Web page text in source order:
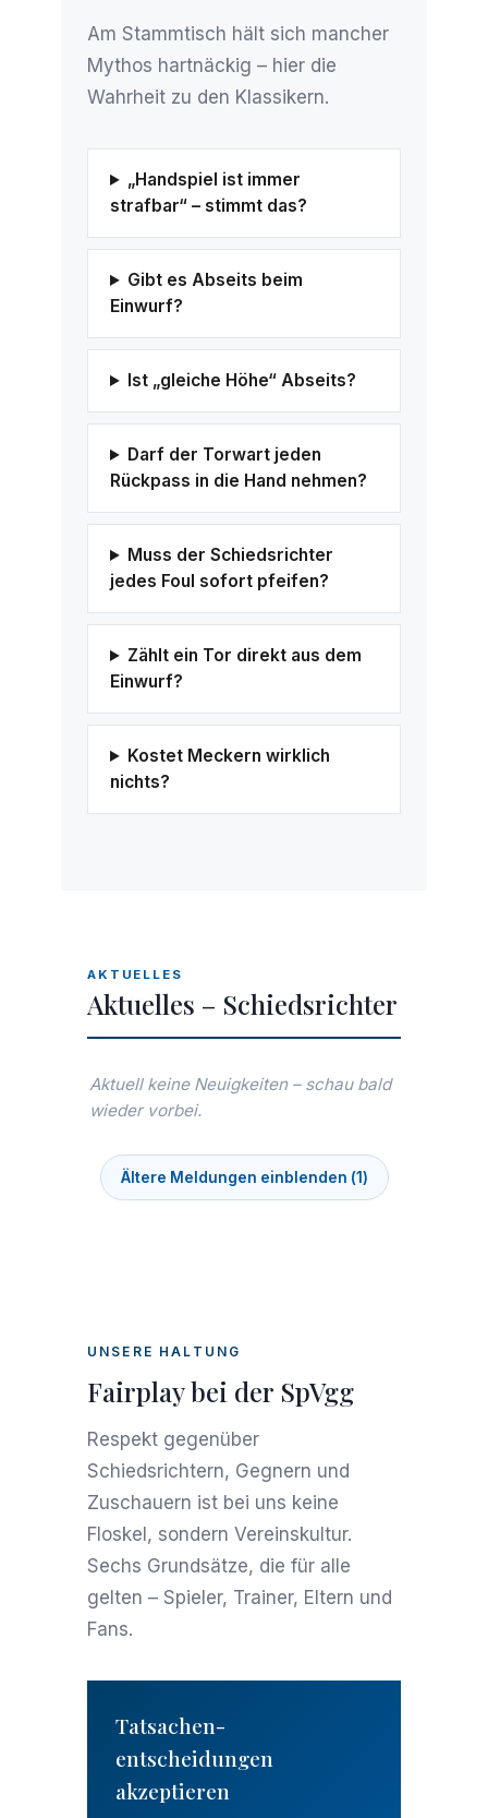
Am Stammtisch hält sich mancher
Mythos hartnäckig – hier die
Wahrheit zu den Klassikern.
„Handspiel ist immer
strafbar“ – stimmt das?
Gibt es Abseits beim
Einwurf?
Ist „gleiche Höhe“ Abseits?
Darf der Torwart jeden
Rückpass in die Hand nehmen?
Muss der Schiedsrichter
jedes Foul sofort pfeifen?
Zählt ein Tor direkt aus dem
Einwurf?
Kostet Meckern wirklich
nichts?
AKTUELLES
Aktuelles – Schiedsrichter
Aktuell keine Neuigkeiten – schau bald
wieder vorbei.
Ältere Meldungen einblenden (1)
UNSERE HALTUNG
Fairplay bei der SpVgg
Respekt gegenüber
Schiedsrichtern, Gegnern und
Zuschauern ist bei uns keine
Floskel, sondern Vereinskultur.
Sechs Grundsätze, die für alle
gelten – Spieler, Trainer, Eltern und
Fans.
Tatsachen­
entscheidungen
akzeptieren